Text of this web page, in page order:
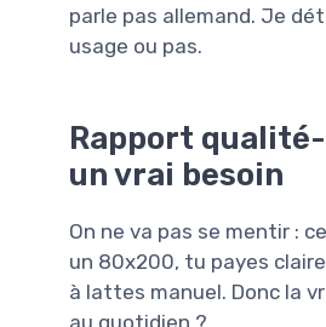
parle pas allemand. Je
usage ou pas.
Rapport
un vrai besoin
On ne va pas se mentir :
un 80x200, tu payes
à lattes manuel. Donc la